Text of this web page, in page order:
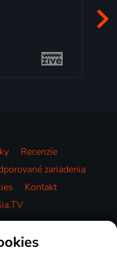
možnosť
Recenzie
zariadenia
Kontakt